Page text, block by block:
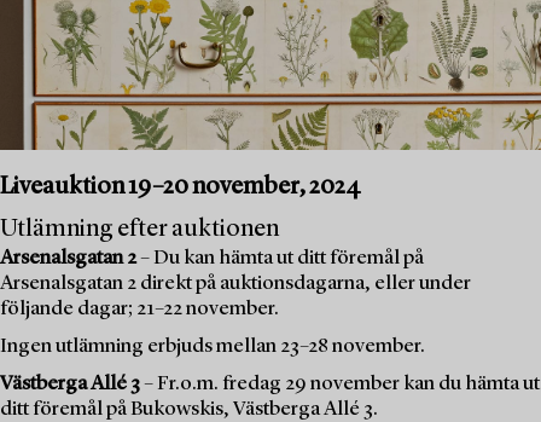
Liveauktion 19–20 november, 2024
Utlämning efter auktionen
Arsenalsgatan 2– Du kan hämta ut ditt föremål på
Arsenalsgatan 2 direkt på auktionsdagarna, eller under
följande dagar; 21–22 november.
Ingen utlämning erbjuds mellan 23–28 november.
Västberga Allé 3– Fr.o.m. fredag 29 november kan du hämta ut
ditt föremål på Bukowskis, Västberga Allé 3.